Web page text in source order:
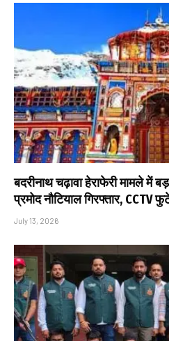
बदरीनाथ चढ़ावा हेराफेरी मामले में
प्रमोद नौटियाल गिरफ्तार,
July 13, 2026